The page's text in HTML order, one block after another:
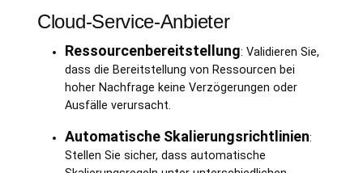
Cloud-Service-Anbieter
Ressourcenbereitstellung: Validieren Sie,
dass die Bereitstellung von Ressourcen bei
hoher Nachfrage keine Verzögerungen oder
Ausfälle verursacht.
Automatische Skalierungsrichtlinien:
Stellen Sie sicher, dass automatische